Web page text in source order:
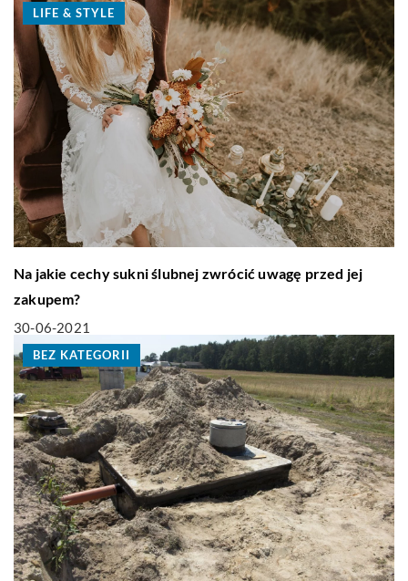
LIFE & STYLE
Na jakie cechy sukni ślubnej zwrócić uwagę przed jej
zakupem?
30-06-2021
BEZ KATEGORII